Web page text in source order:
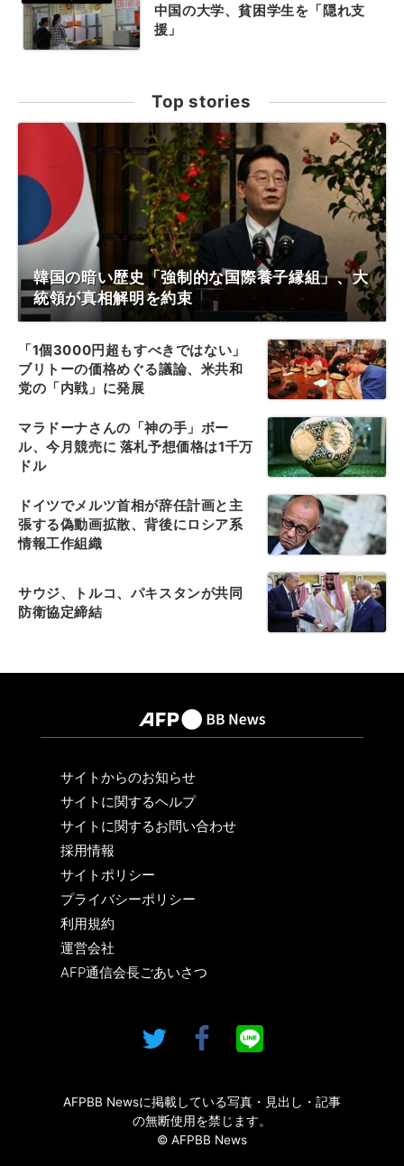
中国の大学、貧困学生を「隠れ支
援」
Top stories
韓国の暗い歴史「強制的な国際養子縁組」、大
統領が真相解明を約束
「1個3000円超もすべきではない」
ブリトーの価格めぐる議論、米共和
党の「内戦」に発展
マラドーナさんの「神の手」ボー
ル、今月競売に 落札予想価格は1千万
ドル
ドイツでメルツ首相が辞任計画と主
張する偽動画拡散、背後にロシア系
情報工作組織
サウジ、トルコ、パキスタンが共同
防衛協定締結
サイトからのお知らせ
サイトに関するヘルプ
サイトに関するお問い合わせ
採用情報
サイトポリシー
プライバシーポリシー
利用規約
運営会社
AFP通信会長ごあいさつ
AFPBB Newsに掲載している写真・見出し・記事
の無断使用を禁じます。
© AFPBB News